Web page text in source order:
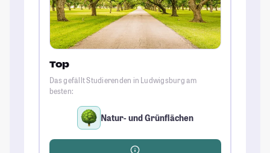
Top
Das gefällt Studierenden in Ludwigsburg am
besten:
Natur- und Grünflächen